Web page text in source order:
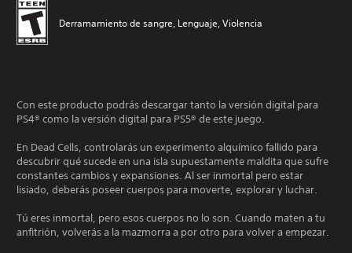
Derramamiento de sangre, Lenguaje, Violencia
Con este producto podrás descargar tanto la versión digital para
PS4® como la versión digital para PS5® de este juego.
En Dead Cells, controlarás un experimento alquímico fallido para
descubrir qué sucede en una isla supuestamente maldita que sufre
constantes cambios y expansiones. Al ser inmortal pero estar
lisiado, deberás poseer cuerpos para moverte, explorar y luchar.
Tú eres inmortal, pero esos cuerpos no lo son. Cuando maten a tu
anfitrión, volverás a la mazmorra a por otro para volver a empezar.